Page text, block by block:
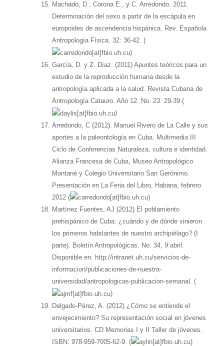
Machado, D.; Corona E., y C. Arredondo. 2011.
Determinación del sexo a partir de la escápula en
europoides de ascendencia hispánica. Rev. Española
Antropología Física. 32: 36-42. (
)
García, D. y Z. Díaz. (2011) Apuntes teóricos para un
estudio de la reproducción humana desde la
antropología aplicada a la salud. Revista Cubana de
Antropología Catauro. Año 12. No. 23: 29-39.(
)
Arredondo, C (2012). Manuel Rivero de La Calle y sus
aportes a la paleontología en Cuba. Multimedia III
Ciclo de Conferencias Naturaleza, cultura e identidad.
Alianza Francesa de Cuba, Museo Antropológico
Montané y Colegio Universitario San Gerónimo.
Presentación en La Feria del Libro, Habana, febrero
2012 (
)
Martínez Fuentes, AJ (2012) El poblamiento
prehispánico de Cuba: ¿cuándo y de dónde vinieron
los primeros habitantes de nuestro archipiélago? (I
parte). Boletín Antropológicas. No. 34, 9 abril.
Disponible en: http://intranet.uh.cu/servicios-de-
informacion/publicaciones-de-nuestra-
universidad/antropologicas-publicacion-semanal. (
)
Delgado-Pérez, A. (2012).¿Cómo se entiende el
envejecimiento? Su representación social en jóvenes
universitarios. CD Memorias I y II Taller de jóvenes.
ISBN: 978-959-7005-62-9. (
)